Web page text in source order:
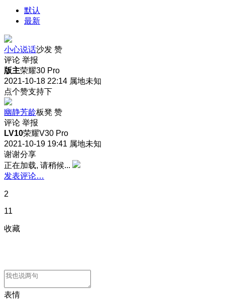
默认
最新
小心说话沙发 赞
评论 举报
版主荣耀30 Pro
2021-10-18 22:14 属地未知
点个赞支持下
幽静芳龄板凳 赞
评论 举报
LV10荣耀V30 Pro
2021-10-19 19:41 属地未知
谢谢分享
正在加载, 请稍候...
发表评论…
2
11
收藏
表情